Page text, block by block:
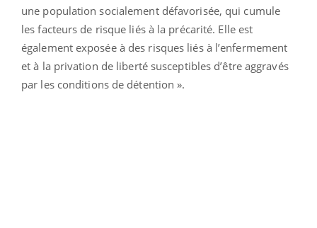
une population socialement défavorisée, qui cumule
les facteurs de risque liés à la précarité. Elle est
également exposée à des risques liés à l’enfermement
et à la privation de liberté susceptibles d’être aggravés
par les conditions de détention ».